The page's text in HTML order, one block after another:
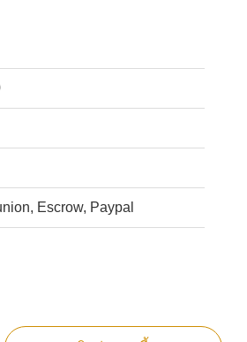
Escrow, Paypal